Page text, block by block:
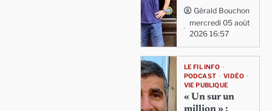
Gérald Bouchon
mercredi 05 août
2026 16:57
LE FIL INFO
PODCAST
VIDÉO
VIE PUBLIQUE
« Un sur un